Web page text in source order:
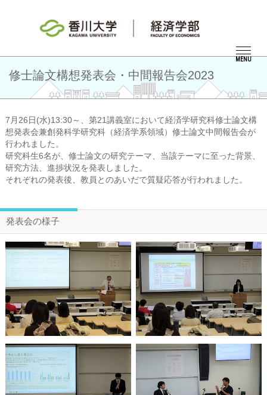
MENU
修士論文構想発表会・中間報告会2023
7月26日(水)13:30～、第21講義室において経済学研究科修士論文構
想発表会兼創発科学研究科（経済学系領域）修士論文中間報告会が
行われました。
研究科生6名が、修士論文の研究テーマ、当該テーマに至った背景、
研究方法、進捗状況を発表しました。
それぞれの発表後、教員とのあいだで質疑応答が行われました。
発表会の様子